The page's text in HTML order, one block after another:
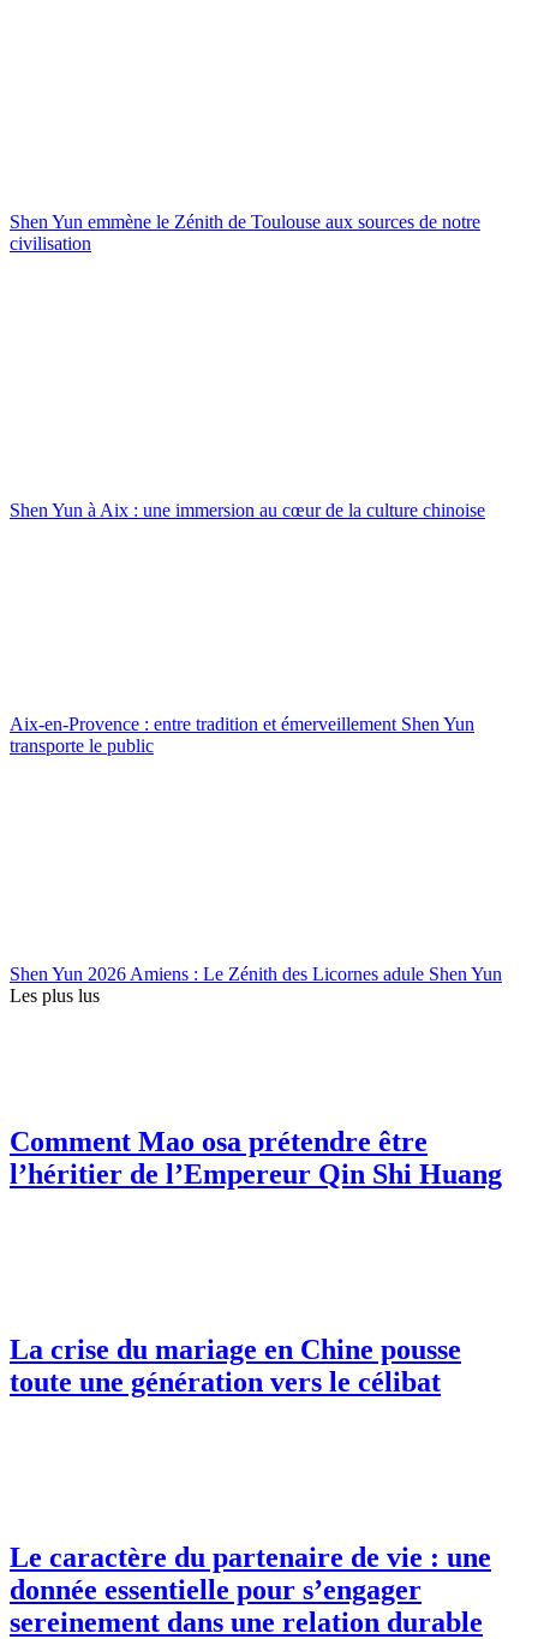
Shen Yun emmène le Zénith de Toulouse aux sources de notre
civilisation
Shen Yun à Aix : une immersion au cœur de la culture chinoise
Aix-en-Provence : entre tradition et émerveillement Shen Yun
transporte le public
Shen Yun 2026 Amiens : Le Zénith des Licornes adule Shen Yun
Les plus lus
Comment Mao osa prétendre être
l’héritier de l’Empereur Qin Shi Huang
La crise du mariage en Chine pousse
toute une génération vers le célibat
Le caractère du partenaire de vie : une
donnée essentielle pour s’engager
sereinement dans une relation durable